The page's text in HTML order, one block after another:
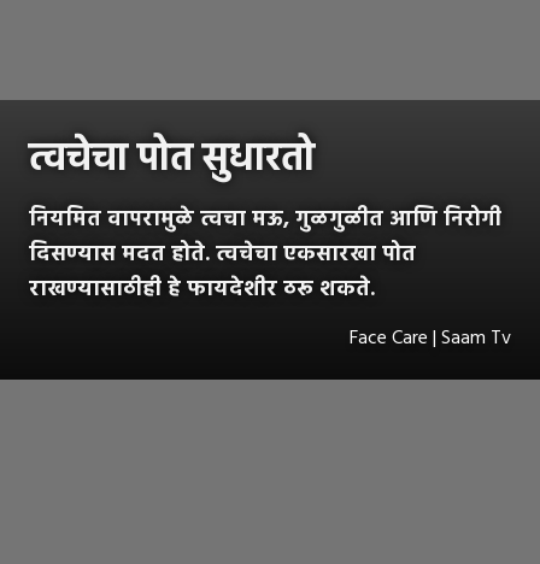
त्वचेचा पोत सुधारतो
नियमित वापरामुळे त्वचा मऊ, गुळगुळीत आणि निरोगी
दिसण्यास मदत होते. त्वचेचा एकसारखा पोत
राखण्यासाठीही हे फायदेशीर ठरू शकते.
Face Care | Saam Tv